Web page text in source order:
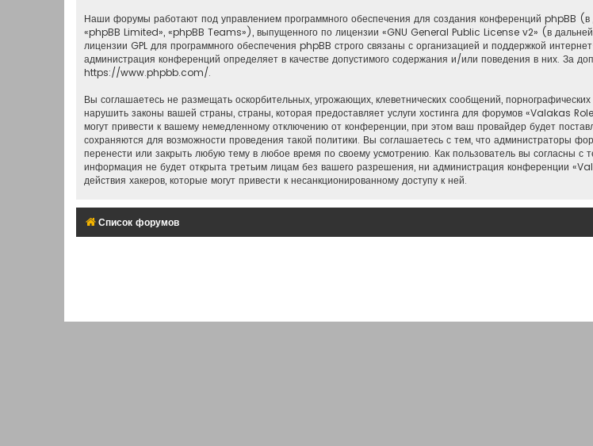
Наши форумы работают под управлением программного обеспечения для создания конференций phpBB
«phpBB Limited», «phpBB Teams»), выпущенного по лицензии «GNU General Public License v2» (в
лицензии GPL для программного обеспечения phpBB строго связаны с организацией и поддержкой
администрация конференций определяет в качестве допустимого содержания и/или поведения в них. За
https://www.phpbb.com/.
Вы соглашаетесь не размещать оскорбительных, угрожающих, клеветнических сообщений,
нарушить законы вашей страны, страны, которая предоставляет услуги хостинга для форумов «Valakas
могут привести к вашему немедленному отключению от конференции, при этом ваш провайдер будет
сохраняются для возможности проведения такой политики. Вы соглашаетесь с тем, что администраторы
перенести или закрыть любую тему в любое время по своему усмотрению. Как пользователь вы согласны
информация не будет открыта третьим лицам без вашего разрешения, ни администрация конференции
действия хакеров, которые могут привести к несанкционированному доступу к ней.
Список форумов